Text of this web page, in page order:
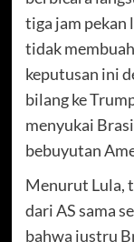
tiga jam pekan
tidak
keputusan ini
bilang ke
menyukai
bebuyutan
Menurut Lula,
dari AS sama
bahwa justru